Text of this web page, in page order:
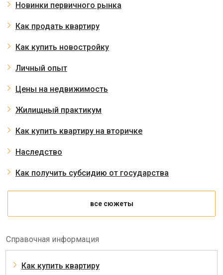
Новинки первичного рынка
Как продать квартиру
Как купить новостройку
Личный опыт
Цены на недвижимость
Жилищный практикум
Как купить квартиру на вторичке
Наследство
Как получить субсидию от государства
все сюжеты
Справочная информация
Как купить квартиру